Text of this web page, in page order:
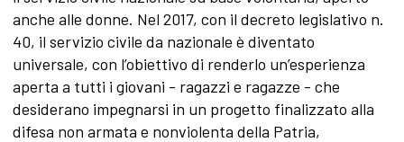
anche alle donne. Nel 2017, con il decreto legislativo n.
40, il servizio civile da nazionale è diventato
universale, con l’obiettivo di renderlo un’esperienza
aperta a tutti i giovani - ragazzi e ragazze - che
desiderano impegnarsi in un progetto finalizzato alla
difesa non armata e nonviolenta della Patria,